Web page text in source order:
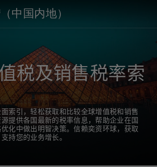
中国内地）
税及销售税率索
索引，轻松获取和比较全球增值税和销售
提供各国最新的税率信息，帮助企业在国
化中做出明智决策。信赖奕资环球，获取
持您的业务增长。